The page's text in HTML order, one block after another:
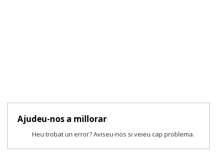
Ajudeu-nos a millorar
Heu trobat un error? Aviseu-nos si veieu cap problema.